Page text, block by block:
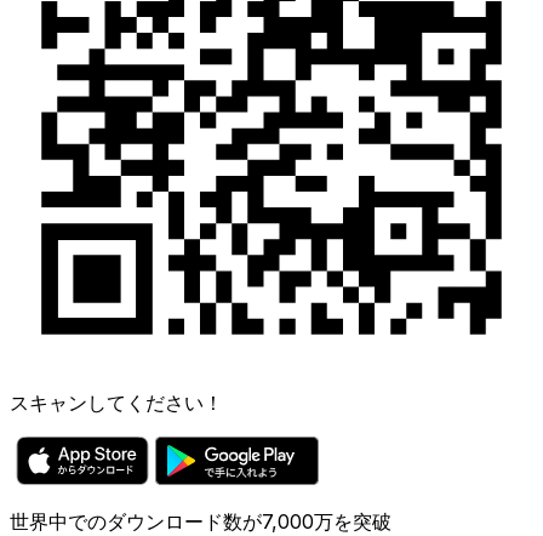
スキャンしてください！
世界中でのダウンロード数が7,000万を突破